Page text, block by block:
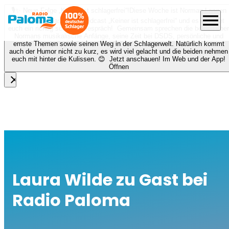
🎙️✨ Neue Folge „Keiner ist schlagerfrei“!
Diese Woche ist Norman Langen
bei Nora zu Gast beim Podcast „Keiner ist schlagerfrei“ und es erwartet
euch ein richtig schönes Gespräch! Gemeinsam sprechen die beiden über
Normans musikalische Anfänge, seine Zeit bei DSDS, persönliche und
ernste Themen sowie seinen Weg in der Schlagerwelt. Natürlich kommt
auch der Humor nicht zu kurz, es wird viel gelacht und die beiden nehmen
euch mit hinter die Kulissen. 😊 Jetzt anschauen! Im Web und der App!
Öffnen
close
menu
Laura Wilde zu Gast bei
Radio Paloma